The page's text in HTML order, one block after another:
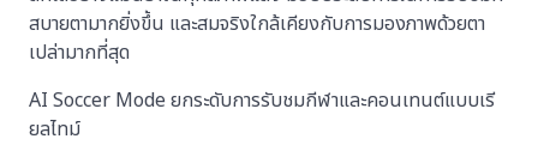
สบายตามากยิ่งขึ้น และสมจริงใกล้เคียงกับการมองภาพด้วยตา
เปล่ามากที่สุด
AI Soccer Mode ยกระดับการรับชมกีฬาและคอนเทนต์แบบเรี
ยลไทม์